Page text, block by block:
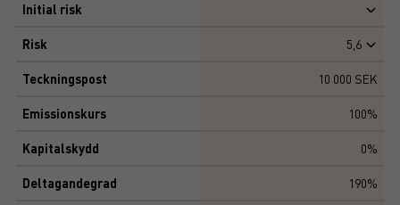
Initial risk
Risk 5,6
Teckningspost 10 000 SEK
Emissionskurs 100%
Kapitalskydd 0%
Deltagandegrad 190%